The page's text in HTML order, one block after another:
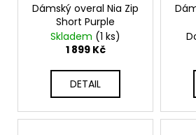
Dámský overal Nia Zip
Short Purple
Skladem (1 ks)
1 899 Kč
DETAIL